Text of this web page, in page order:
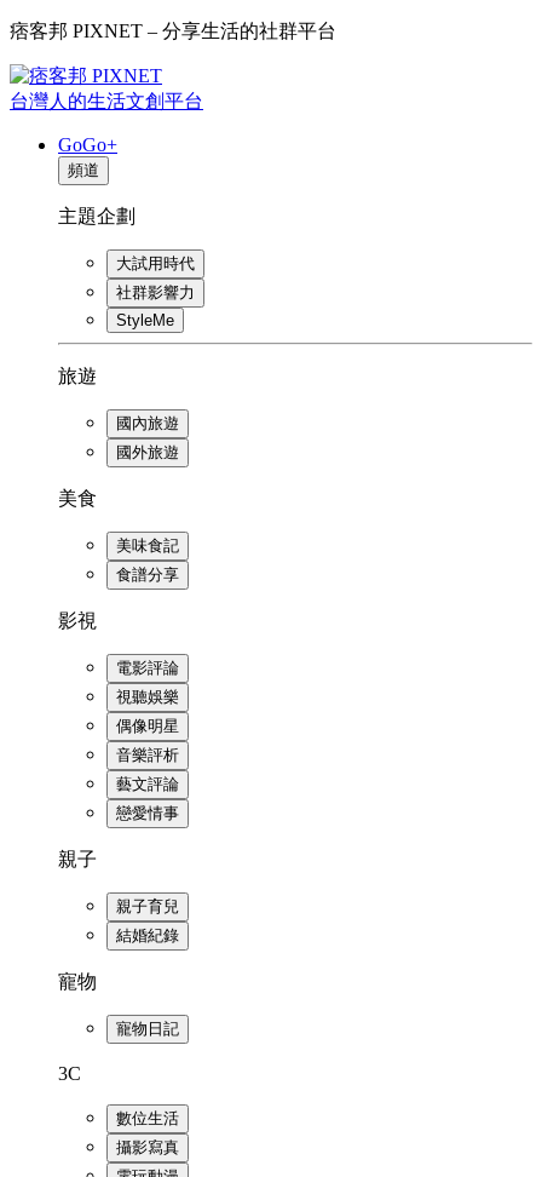
痞客邦 PIXNET – 分享生活的社群平台
台灣人的生活文創平台
GoGo+
頻道
主題企劃
大試用時代
社群影響力
StyleMe
旅遊
國內旅遊
國外旅遊
美食
美味食記
食譜分享
影視
電影評論
視聽娛樂
偶像明星
音樂評析
藝文評論
戀愛情事
親子
親子育兒
結婚紀錄
寵物
寵物日記
3C
數位生活
攝影寫真